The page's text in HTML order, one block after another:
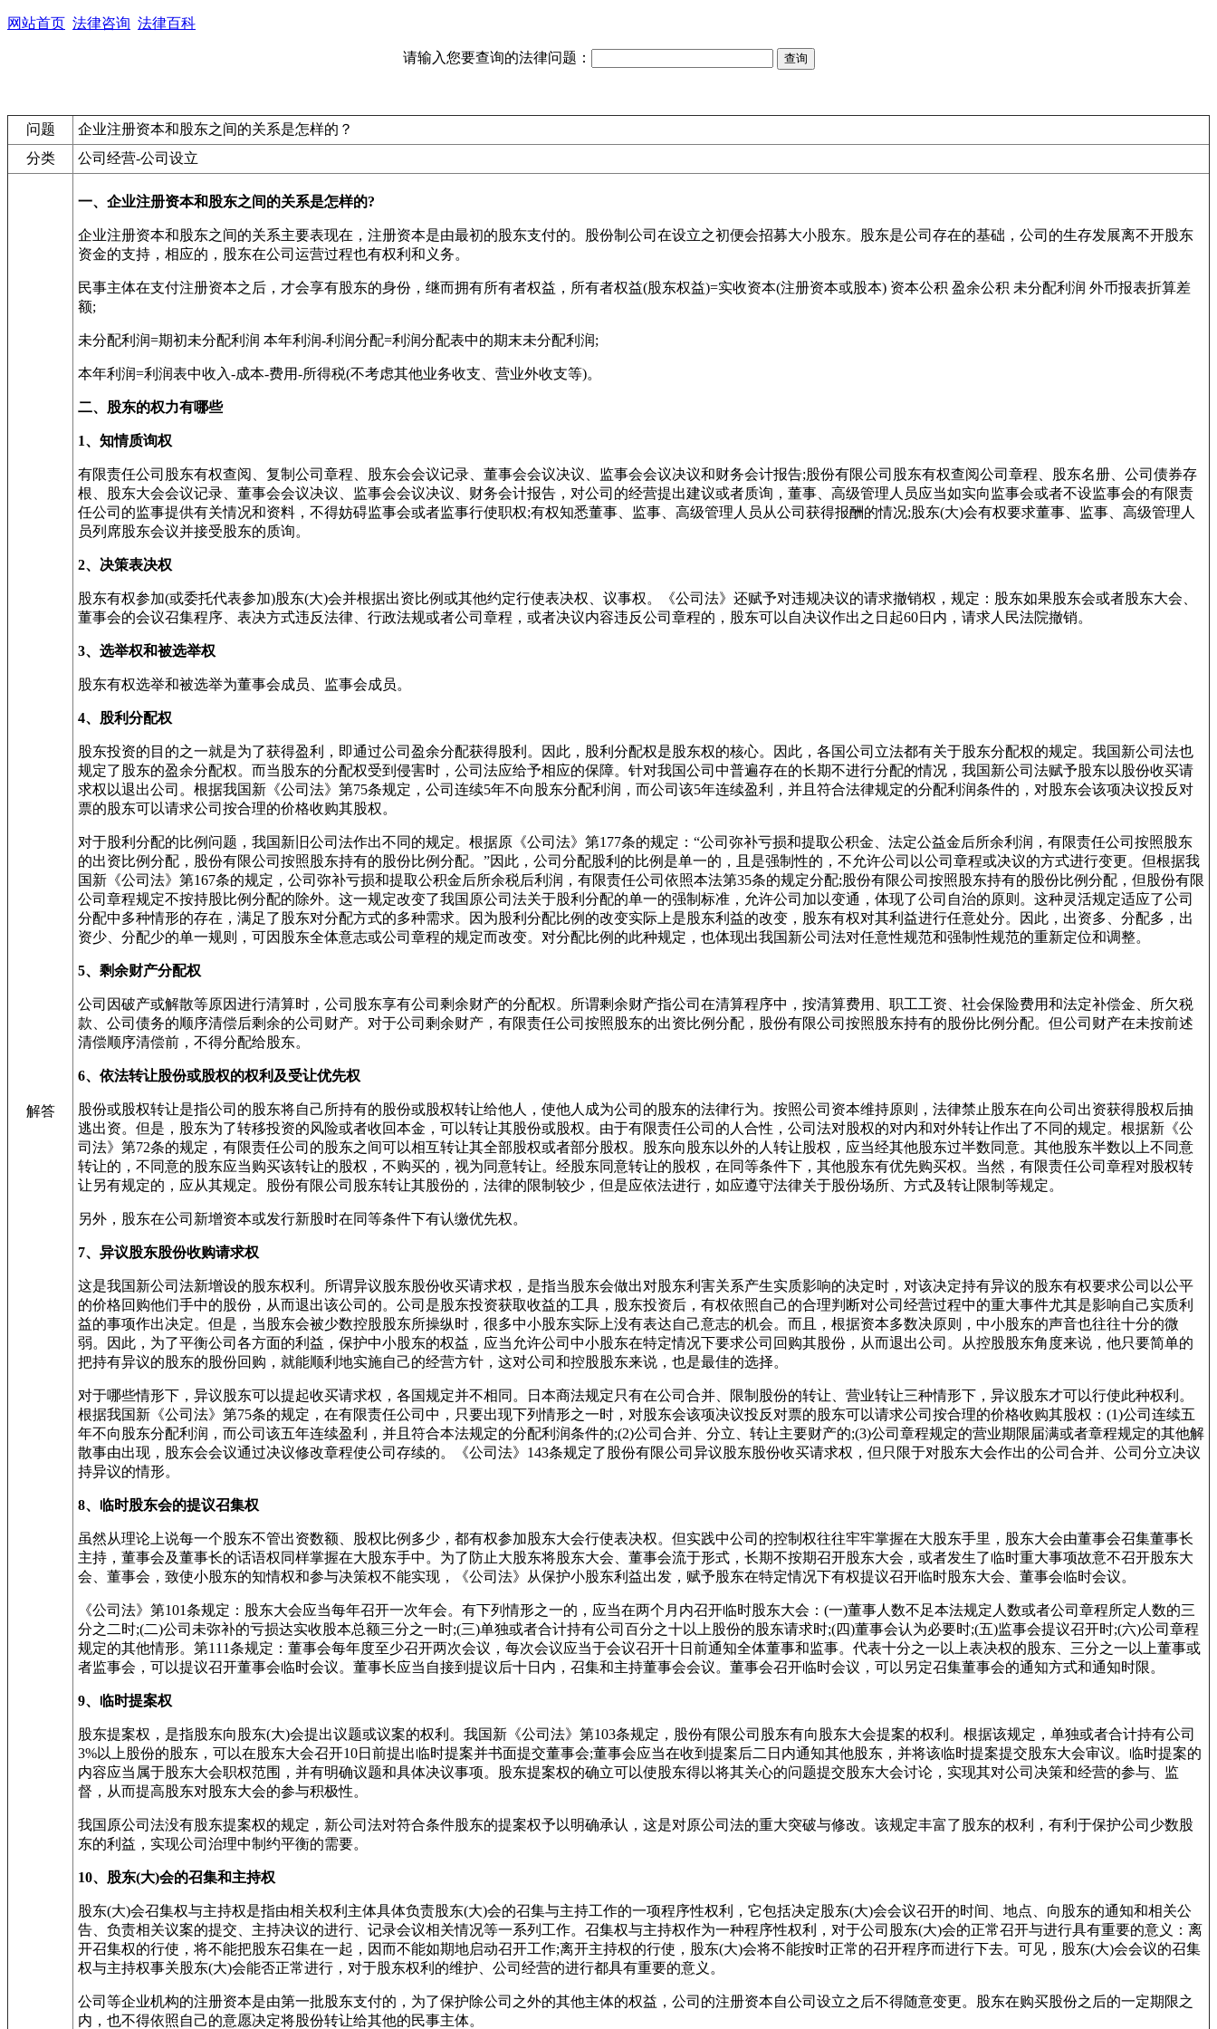
网站首页 法律咨询 法律百科
请输入您要查询的法律问题：
问题
企业注册资本和股东之间的关系是怎样的？
分类
公司经营-公司设立
解答
一、企业注册资本和股东之间的关系是怎样的?
企业注册资本和股东之间的关系主要表现在，注册资本是由最初的股东支付的。股份制公司在设立之初便会招募大小股东。股东是公司存在的基础，公司的生存发展离不开股东
资金的支持，相应的，股东在公司运营过程也有权利和义务。
民事主体在支付注册资本之后，才会享有股东的身份，继而拥有所有者权益，所有者权益(股东权益)=实收资本(注册资本或股本) 资本公积 盈余公积 未分配利润 外币报表折算差
额;
未分配利润=期初未分配利润 本年利润-利润分配=利润分配表中的期末未分配利润;
本年利润=利润表中收入-成本-费用-所得税(不考虑其他业务收支、营业外收支等)。
二、股东的权力有哪些
1、知情质询权
有限责任公司股东有权查阅、复制公司章程、股东会会议记录、董事会会议决议、监事会会议决议和财务会计报告;股份有限公司股东有权查阅公司章程、股东名册、公司债券存
根、股东大会会议记录、董事会会议决议、监事会会议决议、财务会计报告，对公司的经营提出建议或者质询，董事、高级管理人员应当如实向监事会或者不设监事会的有限责
任公司的监事提供有关情况和资料，不得妨碍监事会或者监事行使职权;有权知悉董事、监事、高级管理人员从公司获得报酬的情况;股东(大)会有权要求董事、监事、高级管理人
员列席股东会议并接受股东的质询。
2、决策表决权
股东有权参加(或委托代表参加)股东(大)会并根据出资比例或其他约定行使表决权、议事权。《公司法》还赋予对违规决议的请求撤销权，规定：股东如果股东会或者股东大会、
董事会的会议召集程序、表决方式违反法律、行政法规或者公司章程，或者决议内容违反公司章程的，股东可以自决议作出之日起60日内，请求人民法院撤销。
3、选举权和被选举权
股东有权选举和被选举为董事会成员、监事会成员。
4、股利分配权
股东投资的目的之一就是为了获得盈利，即通过公司盈余分配获得股利。因此，股利分配权是股东权的核心。因此，各国公司立法都有关于股东分配权的规定。我国新公司法也
规定了股东的盈余分配权。而当股东的分配权受到侵害时，公司法应给予相应的保障。针对我国公司中普遍存在的长期不进行分配的情况，我国新公司法赋予股东以股份收买请
求权以退出公司。根据我国新《公司法》第75条规定，公司连续5年不向股东分配利润，而公司该5年连续盈利，并且符合法律规定的分配利润条件的，对股东会该项决议投反对
票的股东可以请求公司按合理的价格收购其股权。
对于股利分配的比例问题，我国新旧公司法作出不同的规定。根据原《公司法》第177条的规定：“公司弥补亏损和提取公积金、法定公益金后所余利润，有限责任公司按照股东
的出资比例分配，股份有限公司按照股东持有的股份比例分配。”因此，公司分配股利的比例是单一的，且是强制性的，不允许公司以公司章程或决议的方式进行变更。但根据我
国新《公司法》第167条的规定，公司弥补亏损和提取公积金后所余税后利润，有限责任公司依照本法第35条的规定分配;股份有限公司按照股东持有的股份比例分配，但股份有限
公司章程规定不按持股比例分配的除外。这一规定改变了我国原公司法关于股利分配的单一的强制标准，允许公司加以变通，体现了公司自治的原则。这种灵活规定适应了公司
分配中多种情形的存在，满足了股东对分配方式的多种需求。因为股利分配比例的改变实际上是股东利益的改变，股东有权对其利益进行任意处分。因此，出资多、分配多，出
资少、分配少的单一规则，可因股东全体意志或公司章程的规定而改变。对分配比例的此种规定，也体现出我国新公司法对任意性规范和强制性规范的重新定位和调整。
5、剩余财产分配权
公司因破产或解散等原因进行清算时，公司股东享有公司剩余财产的分配权。所谓剩余财产指公司在清算程序中，按清算费用、职工工资、社会保险费用和法定补偿金、所欠税
款、公司债务的顺序清偿后剩余的公司财产。对于公司剩余财产，有限责任公司按照股东的出资比例分配，股份有限公司按照股东持有的股份比例分配。但公司财产在未按前述
清偿顺序清偿前，不得分配给股东。
6、依法转让股份或股权的权利及受让优先权
股份或股权转让是指公司的股东将自己所持有的股份或股权转让给他人，使他人成为公司的股东的法律行为。按照公司资本维持原则，法律禁止股东在向公司出资获得股权后抽
逃出资。但是，股东为了转移投资的风险或者收回本金，可以转让其股份或股权。由于有限责任公司的人合性，公司法对股权的对内和对外转让作出了不同的规定。根据新《公
司法》第72条的规定，有限责任公司的股东之间可以相互转让其全部股权或者部分股权。股东向股东以外的人转让股权，应当经其他股东过半数同意。其他股东半数以上不同意
转让的，不同意的股东应当购买该转让的股权，不购买的，视为同意转让。经股东同意转让的股权，在同等条件下，其他股东有优先购买权。当然，有限责任公司章程对股权转
让另有规定的，应从其规定。股份有限公司股东转让其股份的，法律的限制较少，但是应依法进行，如应遵守法律关于股份场所、方式及转让限制等规定。
另外，股东在公司新增资本或发行新股时在同等条件下有认缴优先权。
7、异议股东股份收购请求权
这是我国新公司法新增设的股东权利。所谓异议股东股份收买请求权，是指当股东会做出对股东利害关系产生实质影响的决定时，对该决定持有异议的股东有权要求公司以公平
的价格回购他们手中的股份，从而退出该公司的。公司是股东投资获取收益的工具，股东投资后，有权依照自己的合理判断对公司经营过程中的重大事件尤其是影响自己实质利
益的事项作出决定。但是，当股东会被少数控股股东所操纵时，很多中小股东实际上没有表达自己意志的机会。而且，根据资本多数决原则，中小股东的声音也往往十分的微
弱。因此，为了平衡公司各方面的利益，保护中小股东的权益，应当允许公司中小股东在特定情况下要求公司回购其股份，从而退出公司。从控股股东角度来说，他只要简单的
把持有异议的股东的股份回购，就能顺利地实施自己的经营方针，这对公司和控股股东来说，也是最佳的选择。
对于哪些情形下，异议股东可以提起收买请求权，各国规定并不相同。日本商法规定只有在公司合并、限制股份的转让、营业转让三种情形下，异议股东才可以行使此种权利。
根据我国新《公司法》第75条的规定，在有限责任公司中，只要出现下列情形之一时，对股东会该项决议投反对票的股东可以请求公司按合理的价格收购其股权：(1)公司连续五
年不向股东分配利润，而公司该五年连续盈利，并且符合本法规定的分配利润条件的;(2)公司合并、分立、转让主要财产的;(3)公司章程规定的营业期限届满或者章程规定的其他解
散事由出现，股东会会议通过决议修改章程使公司存续的。《公司法》143条规定了股份有限公司异议股东股份收买请求权，但只限于对股东大会作出的公司合并、公司分立决议
持异议的情形。
8、临时股东会的提议召集权
虽然从理论上说每一个股东不管出资数额、股权比例多少，都有权参加股东大会行使表决权。但实践中公司的控制权往往牢牢掌握在大股东手里，股东大会由董事会召集董事长
主持，董事会及董事长的话语权同样掌握在大股东手中。为了防止大股东将股东大会、董事会流于形式，长期不按期召开股东大会，或者发生了临时重大事项故意不召开股东大
会、董事会，致使小股东的知情权和参与决策权不能实现，《公司法》从保护小股东利益出发，赋予股东在特定情况下有权提议召开临时股东大会、董事会临时会议。
《公司法》第101条规定：股东大会应当每年召开一次年会。有下列情形之一的，应当在两个月内召开临时股东大会：(一)董事人数不足本法规定人数或者公司章程所定人数的三
分之二时;(二)公司未弥补的亏损达实收股本总额三分之一时;(三)单独或者合计持有公司百分之十以上股份的股东请求时;(四)董事会认为必要时;(五)监事会提议召开时;(六)公司章程
规定的其他情形。第111条规定：董事会每年度至少召开两次会议，每次会议应当于会议召开十日前通知全体董事和监事。代表十分之一以上表决权的股东、三分之一以上董事或
者监事会，可以提议召开董事会临时会议。董事长应当自接到提议后十日内，召集和主持董事会会议。董事会召开临时会议，可以另定召集董事会的通知方式和通知时限。
9、临时提案权
股东提案权，是指股东向股东(大)会提出议题或议案的权利。我国新《公司法》第103条规定，股份有限公司股东有向股东大会提案的权利。根据该规定，单独或者合计持有公司
3%以上股份的股东，可以在股东大会召开10日前提出临时提案并书面提交董事会;董事会应当在收到提案后二日内通知其他股东，并将该临时提案提交股东大会审议。临时提案的
内容应当属于股东大会职权范围，并有明确议题和具体决议事项。股东提案权的确立可以使股东得以将其关心的问题提交股东大会讨论，实现其对公司决策和经营的参与、监
督，从而提高股东对股东大会的参与积极性。
我国原公司法没有股东提案权的规定，新公司法对符合条件股东的提案权予以明确承认，这是对原公司法的重大突破与修改。该规定丰富了股东的权利，有利于保护公司少数股
东的利益，实现公司治理中制约平衡的需要。
10、股东(大)会的召集和主持权
股东(大)会召集权与主持权是指由相关权利主体具体负责股东(大)会的召集与主持工作的一项程序性权利，它包括决定股东(大)会会议召开的时间、地点、向股东的通知和相关公
告、负责相关议案的提交、主持决议的进行、记录会议相关情况等一系列工作。召集权与主持权作为一种程序性权利，对于公司股东(大)会的正常召开与进行具有重要的意义：离
开召集权的行使，将不能把股东召集在一起，因而不能如期地启动召开工作;离开主持权的行使，股东(大)会将不能按时正常的召开程序而进行下去。可见，股东(大)会会议的召集
权与主持权事关股东(大)会能否正常进行，对于股东权利的维护、公司经营的进行都具有重要的意义。
公司等企业机构的注册资本是由第一批股东支付的，为了保护除公司之外的其他主体的权益，公司的注册资本自公司设立之后不得随意变更。股东在购买股份之后的一定期限之
内，也不得依照自己的意愿决定将股份转让给其他的民事主体。